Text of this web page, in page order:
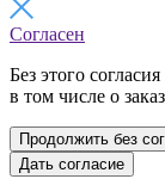
Согласен
Без этого
в том числе о
Продолжить без
Дать согласие